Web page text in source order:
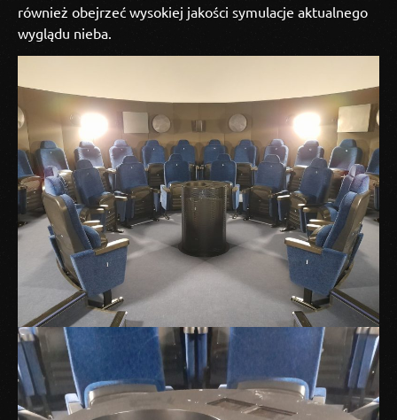
również obejrzeć wysokiej jakości symulacje aktualnego
wyglądu nieba.